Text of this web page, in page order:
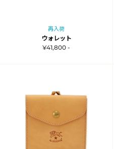
再入荷
ウォレット
¥41,800 -